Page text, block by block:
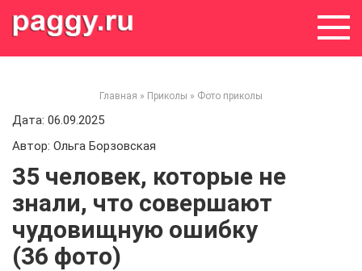
Главная » Приколы » Фото приколы
Дата: 06.09.2025
Автор: Ольга Борзовская
35 человек, которые не
знали, что совершают
чудовищную ошибку
(36 фото)